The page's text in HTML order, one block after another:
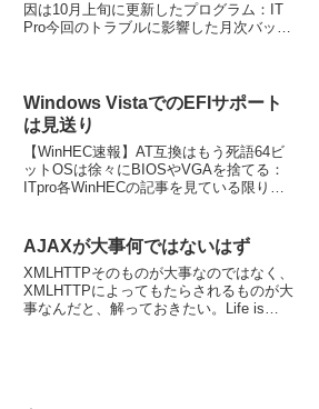
因は10月上旬に更新したプログラム：IT
Pro今回のトラブルに影響した月次バッチ
月末にディスク...
Windows VistaでのEFIサポート
は見送り
【WinHEC速報】AT互換はもう死語64ビ
ットOSは徐々にBIOSやVGAを捨てる：
ITpro各WinHECの記事を見ている限り
降で...
AJAXが大事何ではないはず
XMLHTTPそのものが大事なのではなく、
XMLHTTPによってもたらされるものが大
事なんだと、解っておきたい。Life is